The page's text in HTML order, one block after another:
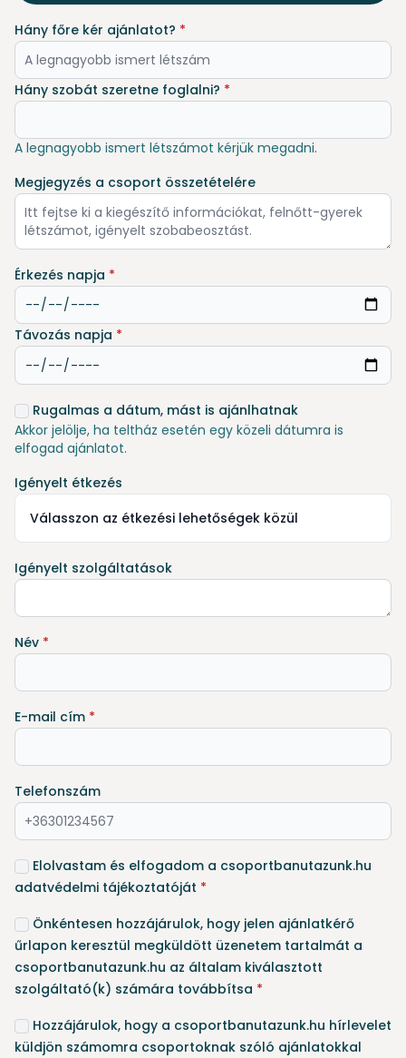
Hány főre kér ajánlatot? *
Hány szobát szeretne foglalni? *
A legnagyobb ismert létszámot kérjük megadni.
Megjegyzés a csoport összetételére
Érkezés napja *
Távozás napja *
Rugalmas a dátum, mást is ajánlhatnak
Akkor jelölje, ha teltház esetén egy közeli dátumra is
elfogad ajánlatot.
Igényelt étkezés
Válasszon az étkezési lehetőségek közül
Igényelt szolgáltatások
Név *
E-mail cím *
Telefonszám
Elolvastam és elfogadom a csoportbanutazunk.hu
adatvédelmi tájékoztatóját *
Önkéntesen hozzájárulok, hogy jelen ajánlatkérő
űrlapon keresztül megküldött üzenetem tartalmát a
csoportbanutazunk.hu az általam kiválasztott
szolgáltató(k) számára továbbítsa *
Hozzájárulok, hogy a csoportbanutazunk.hu hírlevelet
küldjön számomra csoportoknak szóló ajánlatokkal